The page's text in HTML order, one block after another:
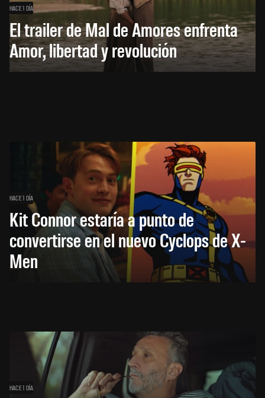
HACE 1 DÍA
El trailer de Mal de Amores enfrenta
Amor, libertad y revolución
HACE 1 DÍA
Kit Connor estaría a punto de
convertirse en el nuevo Cyclops de X-
Men
HACE 1 DÍA